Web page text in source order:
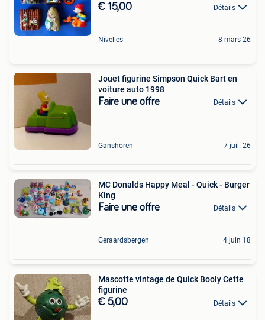
€ 15,00 Détails
Nivelles 8 mars 26
Jouet figurine Simpson Quick Bart en
voiture auto 1998
Faire une offre Détails
Ganshoren 7 juil. 26
MC Donalds Happy Meal - Quick - Burger
King
Faire une offre Détails
Geraardsbergen 4 juin 18
Mascotte vintage de Quick Booly Cette
figurine
€ 5,00 Détails